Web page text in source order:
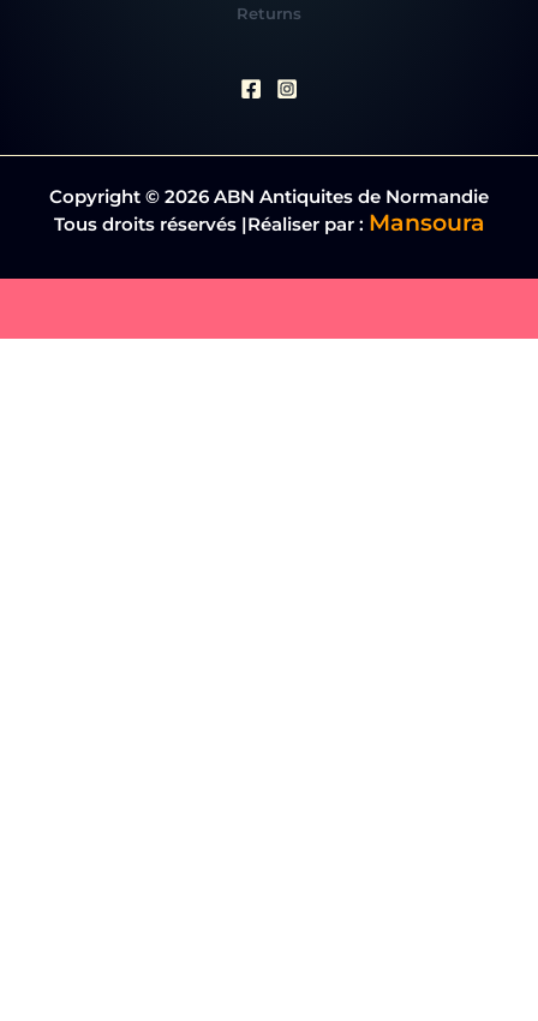
Returns
Copyright © 2026 ABN Antiquites de Normandie
Tous droits réservés |Réaliser par : Mansoura